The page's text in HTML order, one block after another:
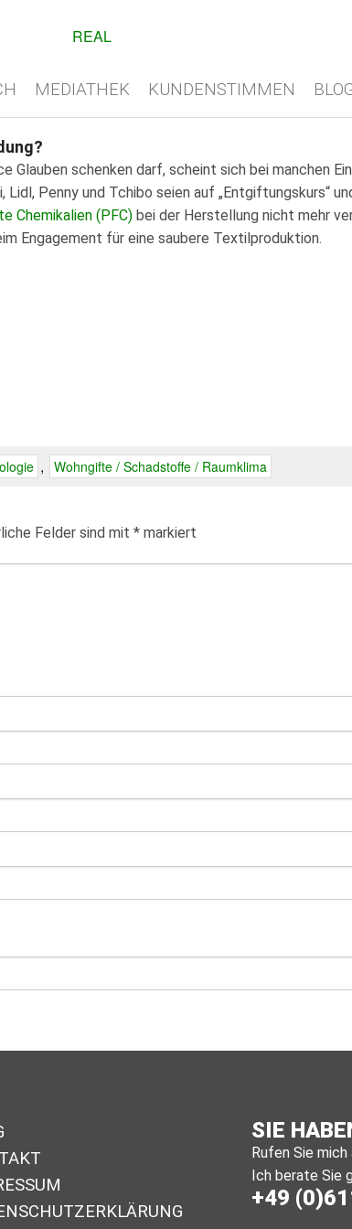
MEDIATHEK KUNDENSTIMMEN
Glauben schenken darf, scheint sich bei manchen
Penny und Tchibo seien auf „Entgiftungskurs“
Chemikalien (PFC) bei der Herstellung nicht mehr
Engagement für eine saubere Textilproduktion.
, Wohngifte / Schadstoffe / Raumklima
Felder sind mit * markiert
SIE
Rufen Sie
Ich berate Sie
+49